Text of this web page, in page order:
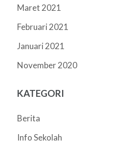
Maret 2021
Februari 2021
Januari 2021
November 2020
KATEGORI
Berita
Info Sekolah